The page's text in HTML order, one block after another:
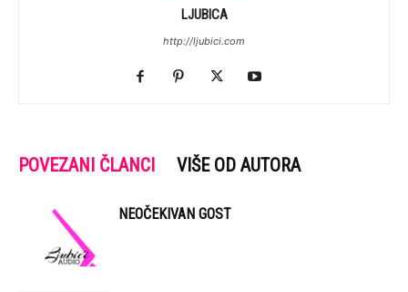
LJUBICA
http://ljubici.com
POVEZANI ČLANCI VIŠE OD AUTORA
NEOČEKIVAN GOST